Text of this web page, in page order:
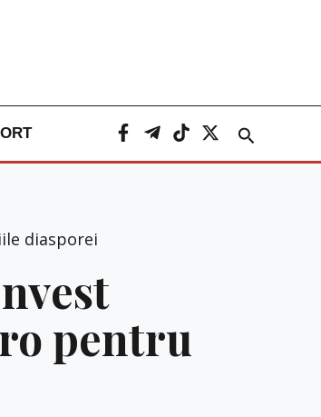
Caută
diasporei
pentru